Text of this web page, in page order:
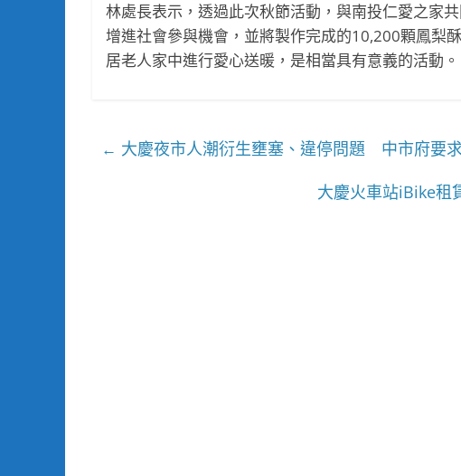
林處長表示，透過此次秋節活動，與南投仁愛之家
增進社會參與機會，並將製作完成的10,200顆鳳梨
居老人家中進行愛心送暖，是相當具有意義的活動。
← 大慶夜市人潮衍生壅塞、違停問題 中市府要
大慶火車站iBike